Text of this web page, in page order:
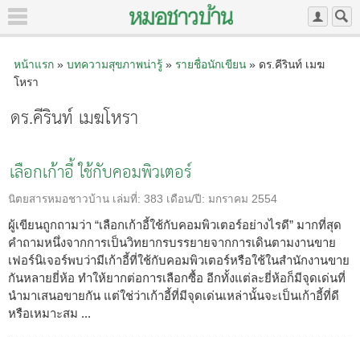
หน้าแรก» บทความสุขภาพน่ารู้» รายชื่อนักเขียน» ดร.คีรินท์ เมฆ
โหรา
ดร.คีรินท์ เมฆโหรา
เลือกเก้าอี้ ใช้กับคอมพิวเตอร์
นิตยสารหมอชาวบ้าน เล่มที่: 383 เดือน/ปี: มกราคม 2554
ผู้เขียนถูกถามว่า “เลือกเก้าอี้ใช้กับคอมพิวเตอร์อย่างไรดี” มากที่สุด
คำถามหนึ่งจากการเป็นวิทยากรบรรยายจากการเดินตามงานขาย
เฟอร์นิเจอร์พบว่ามีเก้าอี้ที่ใช้กับคอมพิวเตอร์หรือใช้ในสำนักงานขาย
กันหลายยี่ห้อ ทำให้ยากต่อการเลือกซื้อ อีกทั้งแต่ละยี่ห้อก็มีจุดเด่นที่
นำมาเสนอขายกัน แต่ใช่ว่าเก้าอี้ที่มีจุดเด่นเหล่านั้นจะเป็นเก้าอี้ที่ดี
หรือเหมาะสม ...